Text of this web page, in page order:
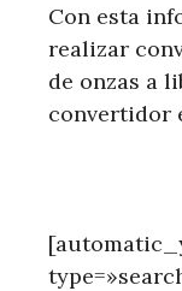
Con esta
realizar
de onzas a
convertidor